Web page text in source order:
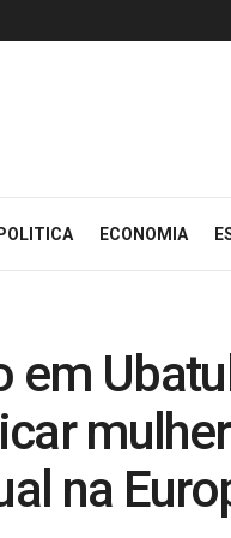
POLITICA ECONOMIA
em
na